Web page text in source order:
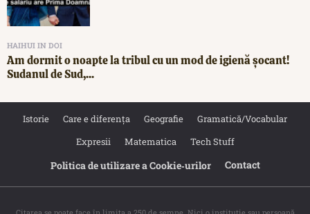
HAIHUI IN DOI
Am dormit o noapte la tribul cu un mod de igienă șocant!
Sudanul de Sud,...
Istorie Care e diferența Geografie
Gramatică/Vocabular
Expresii
Matematica Tech Stuff
Politica de utilizare a Cookie‐urilor Contact